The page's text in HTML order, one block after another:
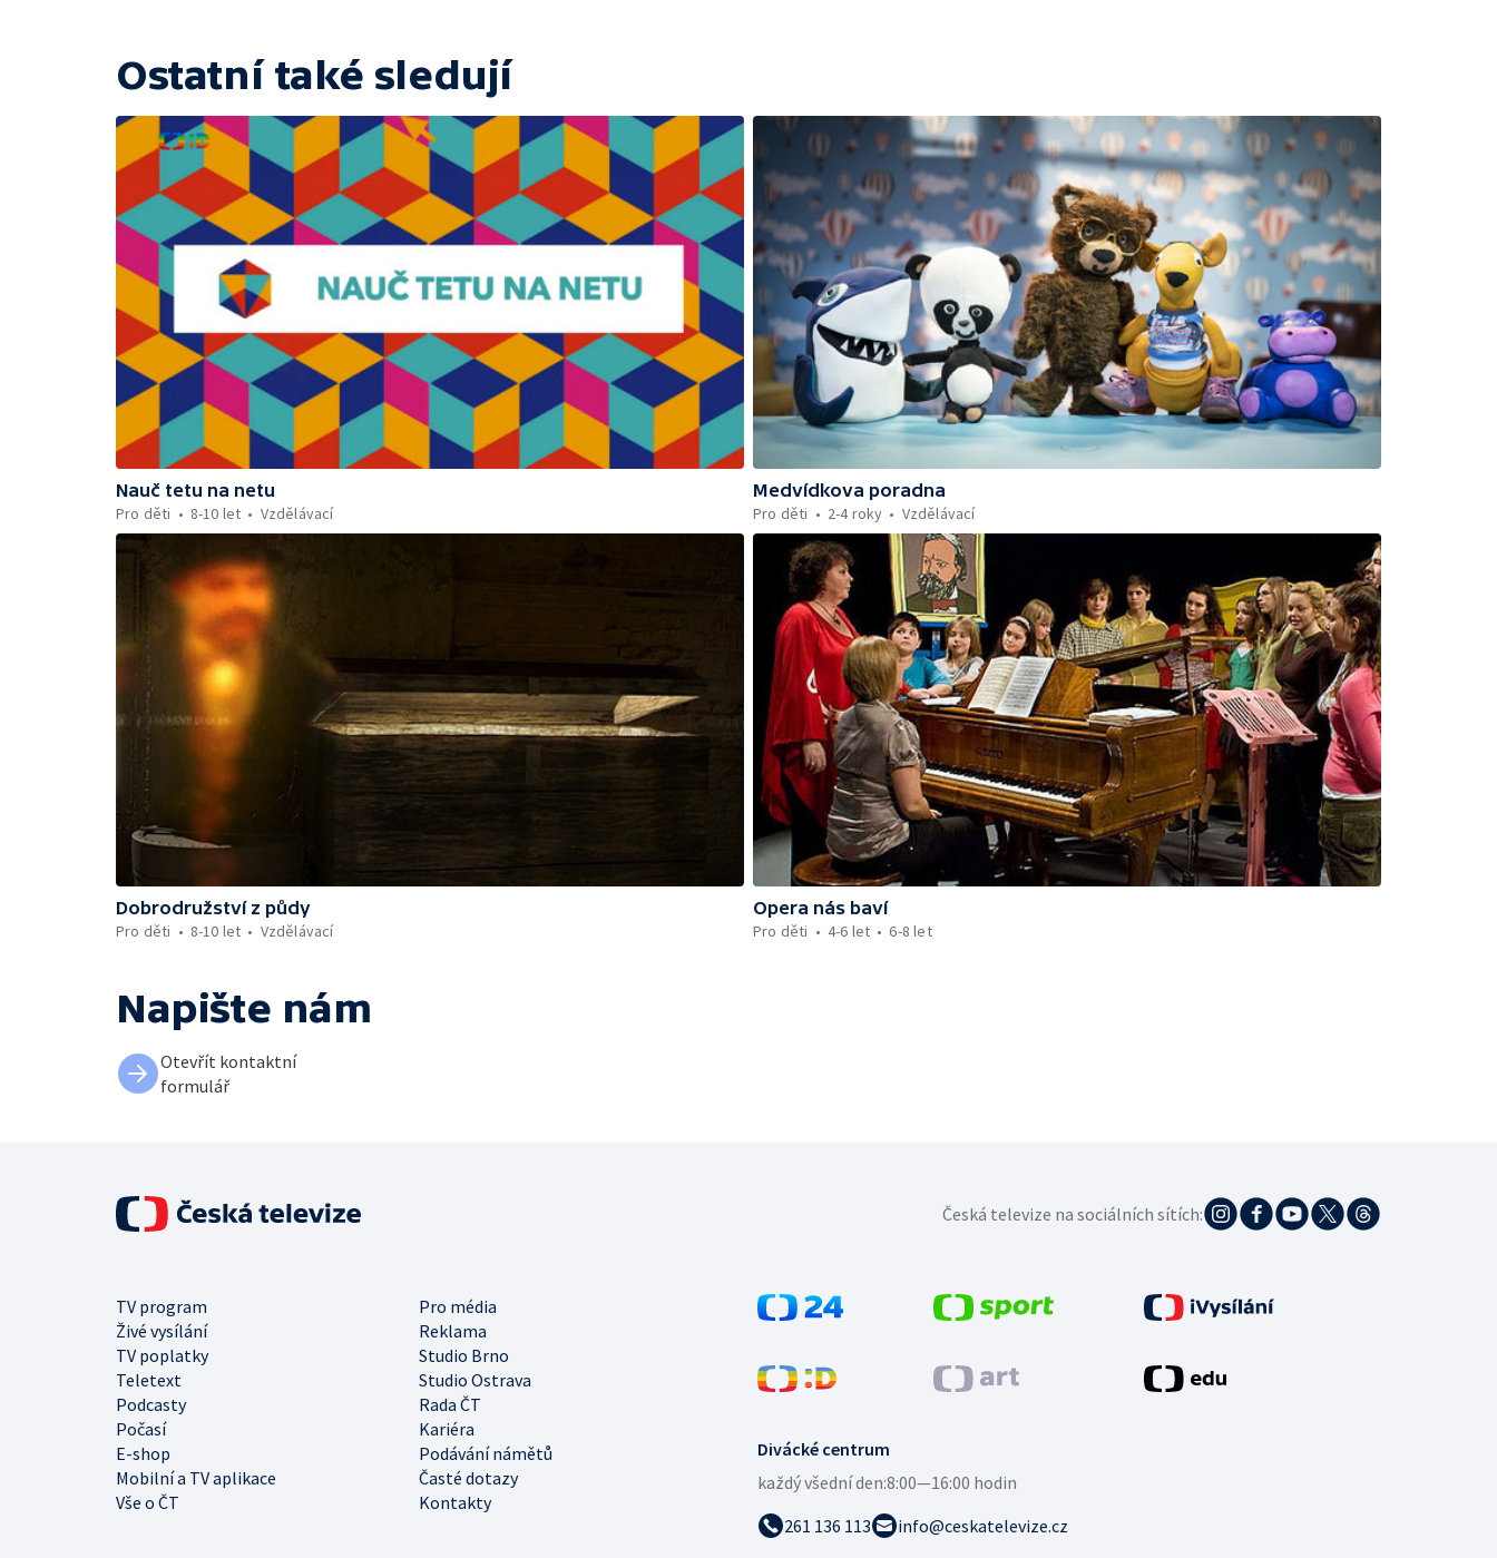
Ostatní také sledují
Nauč tetu na netu
Pro děti
8-10 let Vzdělávací
Medvídkova poradna
Pro děti
2-4 roky Vzdělávací
Dobrodružství z půdy
Pro děti
8-10 let Vzdělávací
Opera nás baví
Pro děti
4-6 let 6-8 let
Napište nám
Otevřít kontaktní
formulář
Divácké centrum
každý všední den:8:00—16:00 hodin
261 136 113
info@ceskatelevize.cz
TV program
Pro média
Živé vysílání
Reklama
TV poplatky
Studio Brno
Teletext
Studio Ostrava
Podcasty
Rada ČT
Počasí
Kariéra
E-shop
Podávání námětů
Mobilní a TV aplikace
Časté dotazy
Vše o ČT
Kontakty
Česká televize na sociálních sítích: